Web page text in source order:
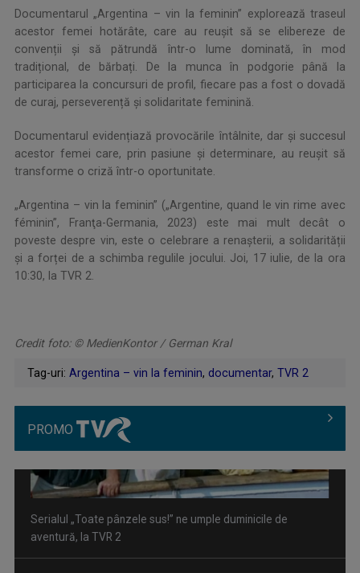
Documentarul „Argentina – vin la feminin” explorează traseul
acestor femei hotărâte, care au reușit să se elibereze de
convenții și să pătrundă într-o lume dominată, în mod
tradițional, de bărbați. De la munca în podgorie până la
participarea la concursuri de profil, fiecare pas a fost o dovadă
de curaj, perseverență și solidaritate feminină.
Documentarul evidențiază provocările întâlnite, dar și succesul
acestor femei care, prin pasiune și determinare, au reușit să
transforme o criză într-o oportunitate.
„Argentina – vin la feminin” („Argentine, quand le vin rime avec
féminin”, Franţa-Germania, 2023) este mai mult decât o
poveste despre vin, este o celebrare a renașterii, a solidarității
și a forței de a schimba regulile jocului. Joi, 17 iulie, de la ora
10:30, la TVR 2.
Credit foto: © MedienKontor / German Kral
Tag-uri: Argentina – vin la feminin, documentar, TVR 2
PROMO